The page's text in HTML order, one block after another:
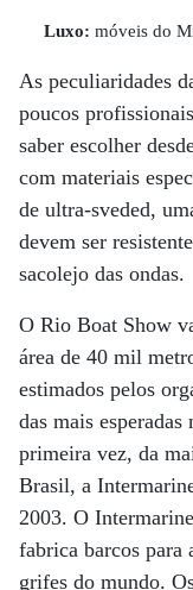
Luxo: móveis do
As peculiaridades
poucos
saber escolher
com materiais
de ultra-sveded,
devem ser
sacolejo das ondas.
O Rio Boat Show
área de 40 mil
estimados pelos
das mais
primeira vez, da
Brasil, a
2003. O
fabrica barcos
grifes do mundo.